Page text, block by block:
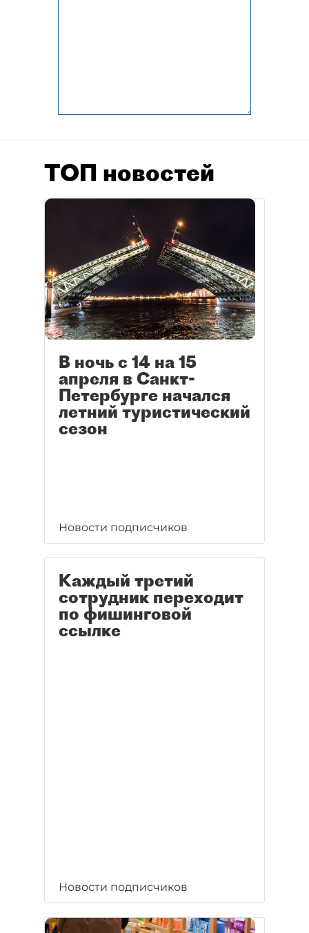
ТОП новостей
В ночь с 14 на 15
апреля в Санкт-
Петербурге начался
летний туристический
сезон
Новости подписчиков
Каждый третий
сотрудник переходит
по фишинговой
ссылке
Новости подписчиков